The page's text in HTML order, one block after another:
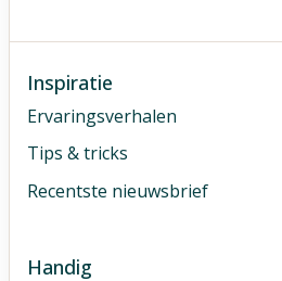
Inspiratie
Ervaringsverhalen
Tips & tricks
Recentste nieuwsbrief
Handig